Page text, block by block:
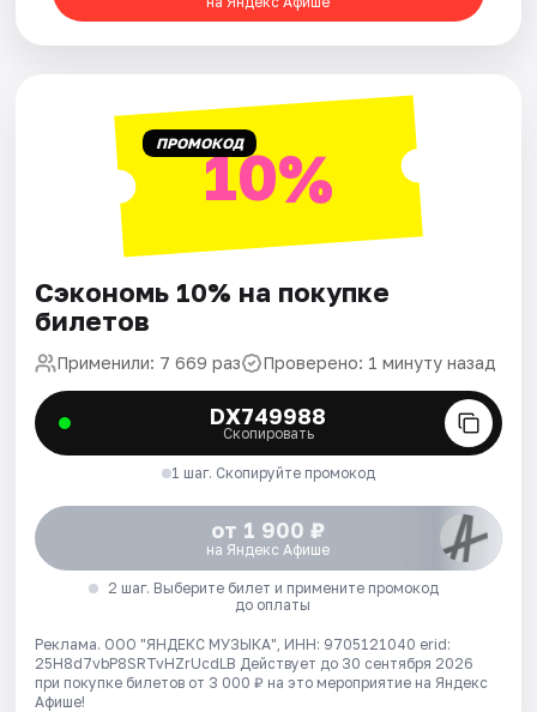
ПРОМОКОД10%
Сэкономь 10% на покупке
билетов
Применили: 7 669 раз Проверено: 1 минуту назад
DX749988
Скопировать
1 шаг. Скопируйте промокод
от 1 900 ₽
на Яндекс Афише
2 шаг. Выберите билет и примените промокод
до оплаты
Реклама. ООО "ЯНДЕКС МУЗЫКА", ИНН: 9705121040 erid:
25H8d7vbP8SRTvHZrUcdLB Действует до 30 сентября 2026
при покупке билетов от 3 000 ₽ на это мероприятие на Яндекс
Афише!